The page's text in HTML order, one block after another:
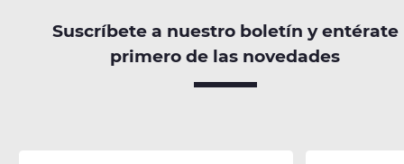
Suscríbete a nuestro boletín y entérate
primero de las novedades